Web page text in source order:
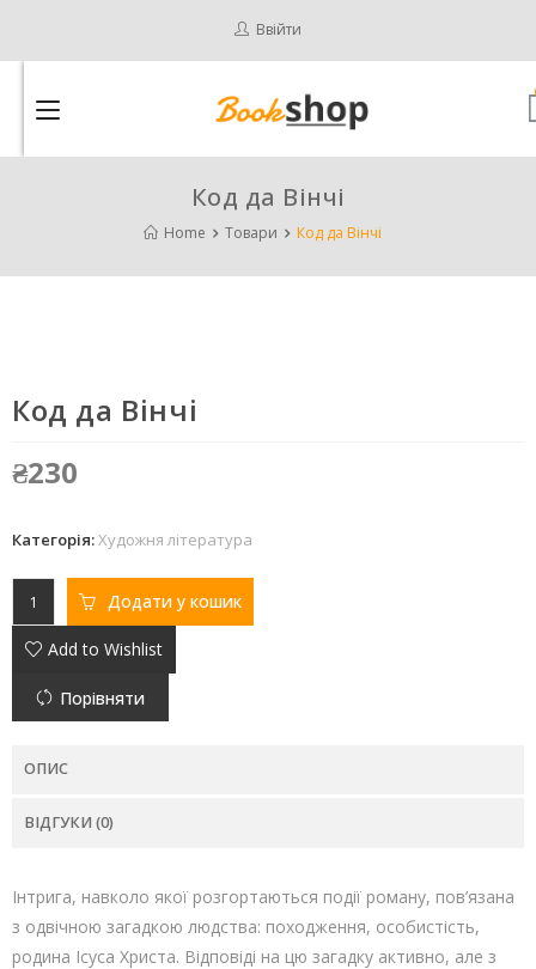
Ввійти
Код да Вінчі
Home Товари Код да Вінчі
Код да Вінчі
₴230
Категорія:Художня література
Додати у кошик
Add to Wishlist
Порівняти
ОПИС
ВІДГУКИ (0)
Інтрига, навколо якої розгортаються події роману, пов’язана
з одвічною загадкою людства: походження, особистість,
родина Ісуса Христа. Відповіді на цю загадку активно, але з